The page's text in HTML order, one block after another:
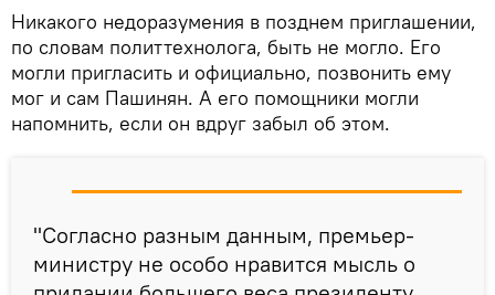
Никакого недоразумения в позднем приглашении,
по словам политтехнолога, быть не могло. Его
могли пригласить и официально, позвонить ему
мог и сам Пашинян. А его помощники могли
напомнить, если он вдруг забыл об этом.
"Согласно разным данным, премьер-
министру не особо нравится мысль о